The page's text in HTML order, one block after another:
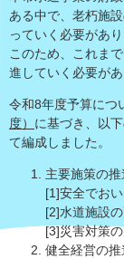
ある中で、老朽施
っていく必要があ
このため、これま
進していく必要があ
令和8年度予算につ
度） に基づき、以
て編成しました。
主要施策の推
[1]安全でお
[2]水道施設
[3]災害対策
健全経営の推